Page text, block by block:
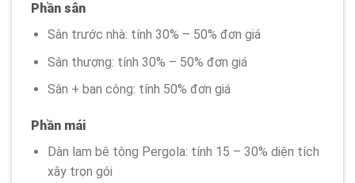
Phần sân
Sân trước nhà: tính 30% – 50% đơn giá
Sân thượng: tính 30% – 50% đơn giá
Sân + ban công: tính 50% đơn giá
Phần mái
Dàn lam bê tông Pergola: tính 15 – 30% diện tích
xây trọn gói